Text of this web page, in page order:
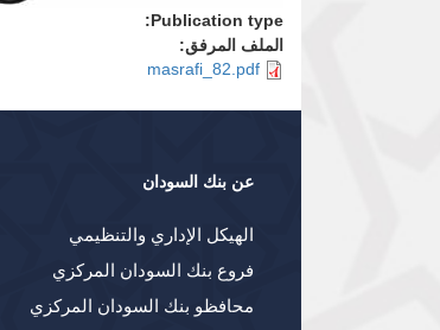
Publication type:
الملف المرفق:
masrafi_82.pdf
عن بنك السودان
الهيكل الإداري والتنظيمي
فروع بنك السودان المركزي
محافظو بنك السودان المركزي